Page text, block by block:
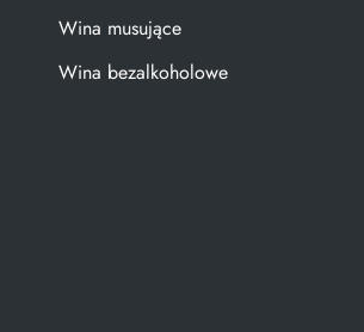
Wina musujące
Wina bezalkoholowe